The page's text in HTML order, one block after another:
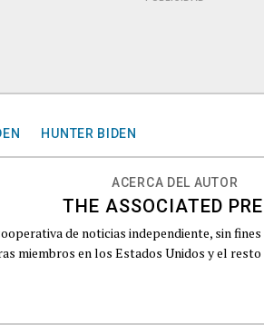
HUNTER BIDEN
ACERCA DEL AUTOR
THE ASSOCIATED
de noticias independiente, sin
miembros en los Estados Unidos y el resto